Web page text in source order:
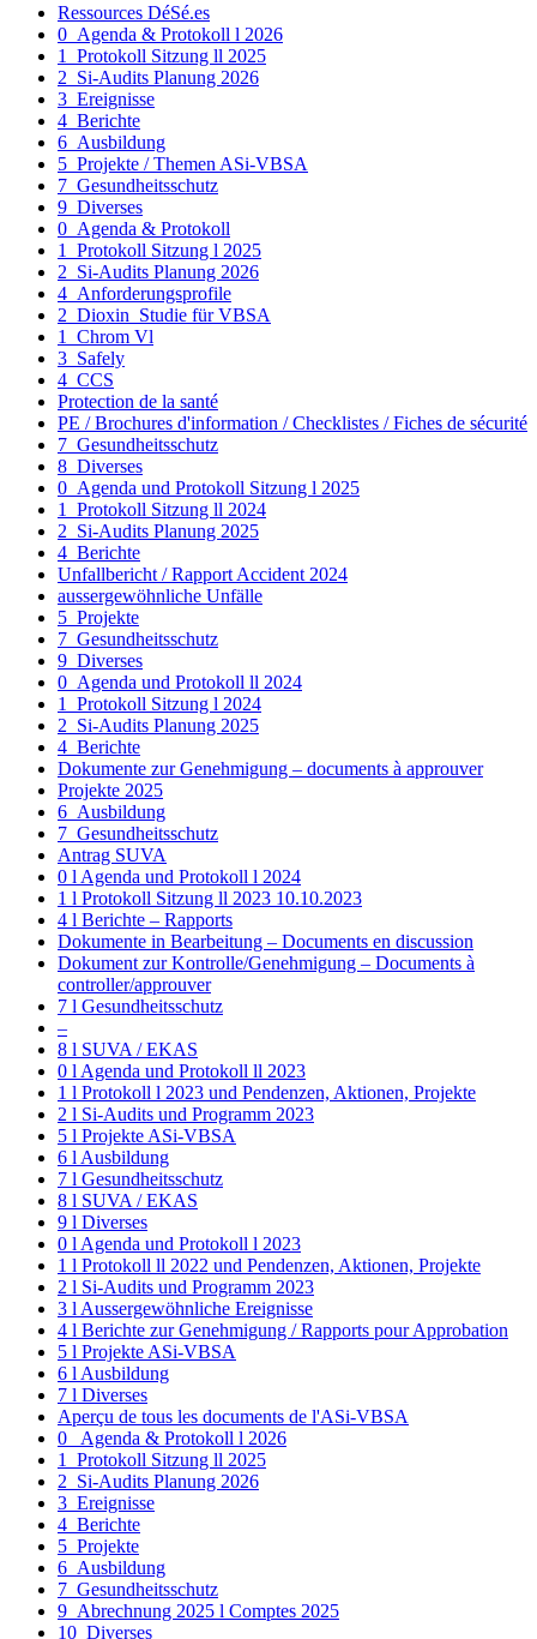
Ressources DéSé.es
0_Agenda & Protokoll l 2026
1_Protokoll Sitzung ll 2025
2_Si-Audits Planung 2026
3_Ereignisse
4_Berichte
6_Ausbildung
5_Projekte / Themen ASi-VBSA
7_Gesundheitsschutz
9_Diverses
0_Agenda & Protokoll
1_Protokoll Sitzung l 2025
2_Si-Audits Planung 2026
4_Anforderungsprofile
2_Dioxin_Studie für VBSA
1_Chrom Vl
3_Safely
4_CCS
Protection de la santé
PE / Brochures d'information / Checklistes / Fiches de sécurité
7_Gesundheitsschutz
8_Diverses
0_Agenda und Protokoll Sitzung l 2025
1_Protokoll Sitzung ll 2024
2_Si-Audits Planung 2025
4_Berichte
Unfallbericht / Rapport Accident 2024
aussergewöhnliche Unfälle
5_Projekte
7_Gesundheitsschutz
9_Diverses
0_Agenda und Protokoll ll 2024
1_Protokoll Sitzung l 2024
2_Si-Audits Planung 2025
4_Berichte
Dokumente zur Genehmigung – documents à approuver
Projekte 2025
6_Ausbildung
7_Gesundheitsschutz
Antrag SUVA
0 l Agenda und Protokoll l 2024
1 l Protokoll Sitzung ll 2023 10.10.2023
4 l Berichte – Rapports
Dokumente in Bearbeitung – Documents en discussion
Dokument zur Kontrolle/Genehmigung – Documents à
controller/approuver
7 l Gesundheitsschutz
–
8 l SUVA / EKAS
0 l Agenda und Protokoll ll 2023
1 l Protokoll l 2023 und Pendenzen, Aktionen, Projekte
2 l Si-Audits und Programm 2023
5 l Projekte ASi-VBSA
6 l Ausbildung
7 l Gesundheitsschutz
8 l SUVA / EKAS
9 l Diverses
0 l Agenda und Protokoll l 2023
1 l Protokoll ll 2022 und Pendenzen, Aktionen, Projekte
2 l Si-Audits und Programm 2023
3 l Aussergewöhnliche Ereignisse
4 l Berichte zur Genehmigung / Rapports pour Approbation
5 l Projekte ASi-VBSA
6 l Ausbildung
7 l Diverses
Aperçu de tous les documents de l'ASi-VBSA
0_ Agenda & Protokoll l 2026
1_Protokoll Sitzung ll 2025
2_Si-Audits Planung 2026
3_Ereignisse
4_Berichte
5_Projekte
6_Ausbildung
7_Gesundheitsschutz
9_Abrechnung 2025 l Comptes 2025
10_Diverses